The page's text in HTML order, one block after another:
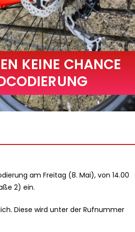
KEINE CHANCE
am Freitag (8. Mai), von 14.00
2) ein.
Diese wird unter der Rufnummer